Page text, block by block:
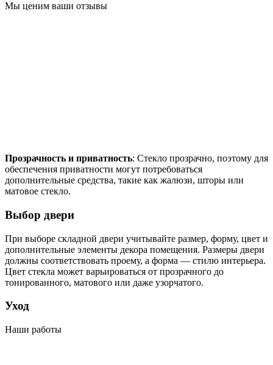
Мы ценим ваши отзывы
Прозрачность и приватность: Стекло прозрачно, поэтому для
обеспечения приватности могут потребоваться
дополнительные средства, такие как жалюзи, шторы или
матовое стекло.
Выбор двери
При выборе складной двери учитывайте размер, форму, цвет и
дополнительные элементы декора помещения. Размеры двери
должны соответствовать проему, а форма — стилю интерьера.
Цвет стекла может варьироваться от прозрачного до
тонированного, матового или даже узорчатого.
Уход
Наши работы